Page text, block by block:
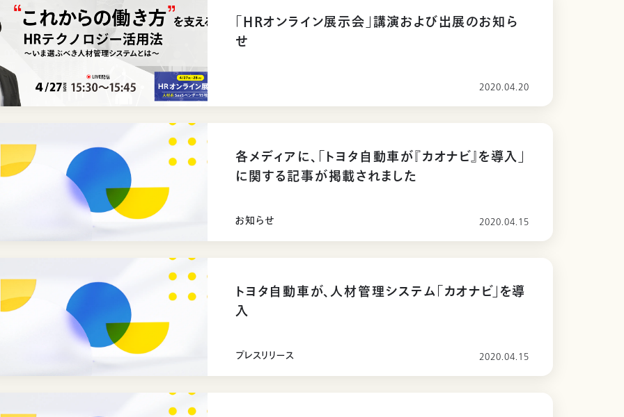
「HRオンライン展示会」講演および出展のお知ら
せ
2020.04.20
各メディアに、「トヨタ自動車が『カオナビ』を導入」
に関する記事が掲載されました
お知らせ 2020.04.15
トヨタ自動車が、人材管理システム「カオナビ」を導
入
プレスリリース 2020.04.15